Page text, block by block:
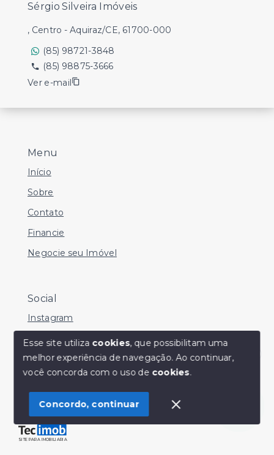
Olá! Estamos disponíveis para te ajudar.
Menu
Início
Sobre
Contato
Financie
Negocie seu Imóvel
Social
Instagram
Facebook
Youtube
© Copyright 2026 - Sérgio Silveira Imóveis - Todos os
direitos reservados
SITE PARA IMOBILIARIA
Sérgio Silveira Imóveis
, Centro - Aquiraz/CE, 61700-000
(85) 98721-3848
(85) 98875-3666
Ver e-mail
Esse site utiliza cookies, que possibilitam uma
melhor experiência de navegação.Ao continuar,
você concorda com o uso de cookies.
Concordo, continuar